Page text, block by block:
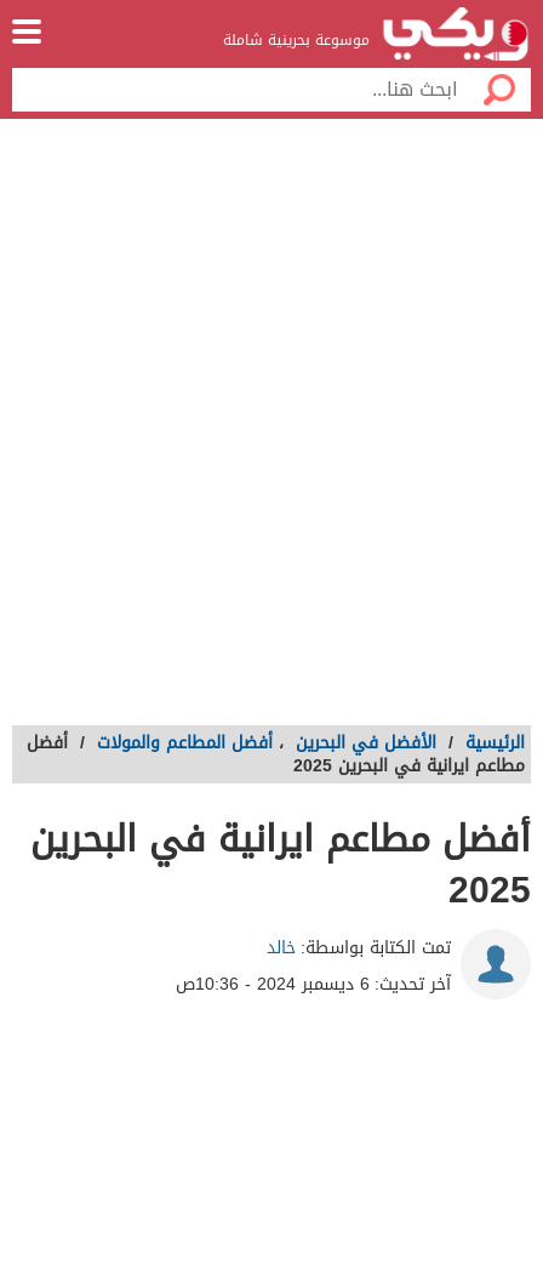
موسوعة بحرينية شاملة
الرئيسية / الأفضل في البحرين ، أفضل المطاعم والمولات / أفضل
مطاعم ايرانية في البحرين 2025
أفضل مطاعم ايرانية في البحرين
2025
تمت الكتابة بواسطة:خالد
آخر تحديث: 6 ديسمبر 2024 - 10:36ص